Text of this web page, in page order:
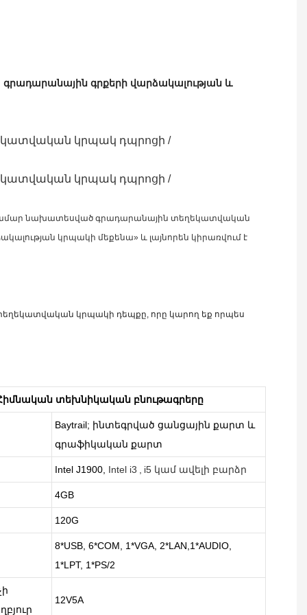
գրքերի վարձակալության և
համար նախատեսված գրադարանային տեղեկատվական
կրպակի մեքենա» և լայնորեն կիրառվում է
կրպակի դեպքը, որը կարող եք որպես
տեխնիկական բնութագրերը
Baytrail; ինտեգրված ցանցային քարտ և
գրաֆիկական քարտ
Intel J1900, Intel i3 i5 կամ ավելի բարձր
4GB
120G
8*USB, 6*COM, 1*VGA, 2*LAN,1*AUDIO,
1*LPT, 1*PS/2
12V5A